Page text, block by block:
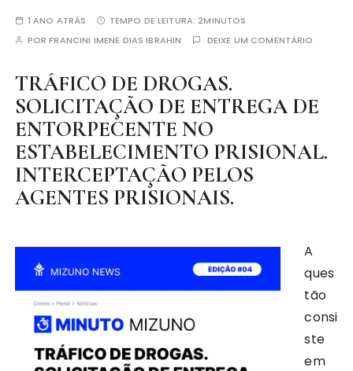
1 ANO ATRÁS TEMPO DE LEITURA:2MINUTOS
PORFRANCINI IMENE DIAS IBRAHIN DEIXE UM COMENTÁRIO
TRÁFICO DE DROGAS.
SOLICITAÇÃO DE ENTREGA DE
ENTORPECENTE NO
ESTABELECIMENTO PRISIONAL.
INTERCEPTAÇÃO PELOS
AGENTES PRISIONAIS.
A
ques
tão
consi
ste
em